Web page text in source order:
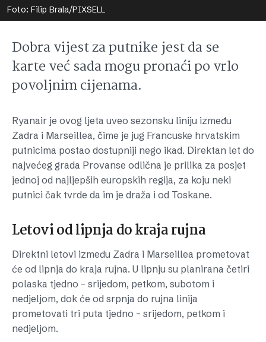
Foto: Filip Brala/PIXSELL
Dobra vijest za putnike jest da se
karte već sada mogu pronaći po vrlo
povoljnim cijenama.
Ryanair je ovog ljeta uveo sezonsku liniju između
Zadra i Marseillea, čime je jug Francuske hrvatskim
putnicima postao dostupniji nego ikad. Direktan let do
najvećeg grada Provanse odlična je prilika za posjet
jednoj od najljepših europskih regija, za koju neki
putnici čak tvrde da im je draža i od Toskane.
Letovi od lipnja do kraja rujna
Direktni letovi između Zadra i Marseillea prometovat
će od lipnja do kraja rujna. U lipnju su planirana četiri
polaska tjedno – srijedom, petkom, subotom i
nedjeljom, dok će od srpnja do rujna linija
prometovati tri puta tjedno – srijedom, petkom i
nedjeljom.